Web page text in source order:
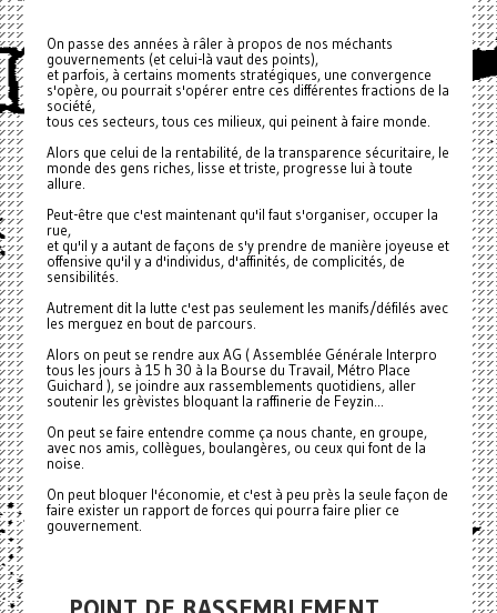
On passe des années à râler à propos de nos méchants
gouvernements (et celui-là vaut des points),
et parfois, à certains moments stratégiques, une convergence
s'opère, ou pourrait s'opérer entre ces différentes fractions de la
société,
tous ces secteurs, tous ces milieux, qui peinent à faire monde.
Alors que celui de la rentabilité, de la transparence sécuritaire, le
monde des gens riches, lisse et triste, progresse lui à toute
allure.
Peut-être que c'est maintenant qu'il faut s'organiser, occuper la
rue,
et qu'il y a autant de façons de s'y prendre de manière joyeuse et
offensive qu'il y a d'individus, d'affinités, de complicités, de
sensibilités.
Autrement dit la lutte c'est pas seulement les manifs/défilés avec
les merguez en bout de parcours.
Alors on peut se rendre aux AG ( Assemblée Générale Interpro
tous les jours à 15 h 30 à la Bourse du Travail, Métro Place
Guichard ), se joindre aux rassemblements quotidiens, aller
soutenir les grèvistes bloquant la raffinerie de Feyzin...
On peut se faire entendre comme ça nous chante, en groupe,
avec nos amis, collègues, boulangères, ou ceux qui font de la
noise.
On peut bloquer l'économie, et c'est à peu près la seule façon de
faire exister un rapport de forces qui pourra faire plier ce
gouvernement.